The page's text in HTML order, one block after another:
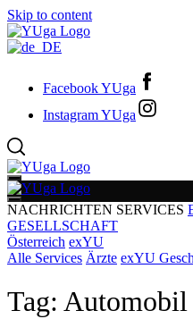
Skip to content
Facebook YUga
Instagram YUga
NACHRICHTEN SERVICES
GESELLSCHAFT
Österreich exYU
Alle Services Ärzte exYU
Tag: Automobil